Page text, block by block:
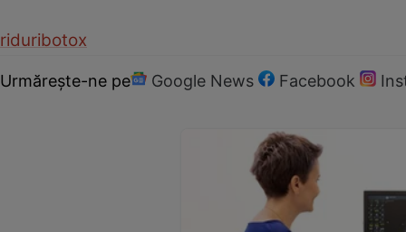
riduribotox
Urmărește-ne pe Google News Facebook